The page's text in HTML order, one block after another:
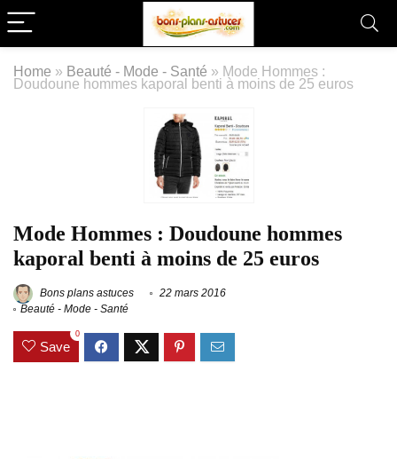
Home » Beauté - Mode - Santé » Mode Hommes :
Doudoune hommes kaporal benti à moins de 25 euros
Mode Hommes : Doudoune hommes
kaporal benti à moins de 25 euros
Bons plans astuces
22 mars 2016
Beauté - Mode - Santé
Save
0